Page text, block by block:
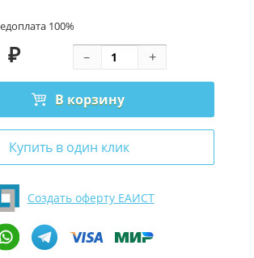
100%
₽
В корзину
Купить в один клик
Создать оферту ЕАИСТ